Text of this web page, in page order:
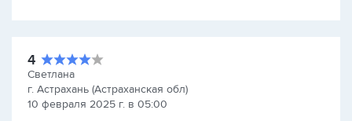
4
Светлана
г. Астрахань (Астраханская обл)
10 февраля 2025 г. в 05:00